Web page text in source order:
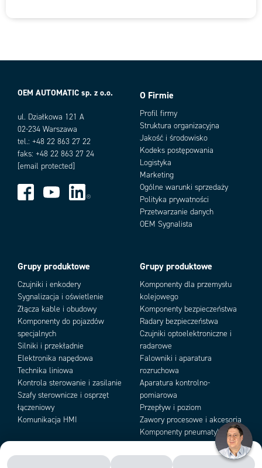
Add to existing cart row Add as new cart row
OEM AUTOMATIC sp. z o.o.
ul. Działkowa 121 A
02-234 Warszawa
tel.: +48 22 863 27 22
faks: +48 22 863 27 24
[email protected]
O Firmie
Profil firmy
Struktura organizacyjna
Jakość i środowisko
Kodeks postępowania
Logistyka
Marketing
Ogólne warunki sprzedaży
Polityka prywatności
Przetwarzanie danych
OEM Sygnalista
Grupy produktowe
Czujniki i enkodery
Sygnalizacja i oświetlenie
Złącza kable i obudowy
Komponenty do pojazdów
specjalnych
Silniki i przekładnie
Elektronika napędowa
Technika liniowa
Kontrola sterowanie i zasilanie
Szafy sterownicze i osprzęt
łączeniowy
Komunikacja HMI
Grupy produktowe
Komponenty dla przemysłu
kolejowego
Komponenty bezpieczeństwa
Radary bezpieczeństwa
Czujniki optoelektroniczne i
radarowe
Falowniki i aparatura
rozruchowa
Aparatura kontrolno-
pomiarowa
Przepływ i poziom
Zawory procesowe i akcesoria
Komponenty pneumatyki i
podciśnienia